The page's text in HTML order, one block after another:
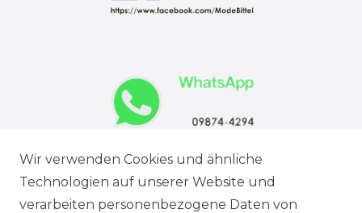
Wir verwenden Cookies und ähnliche
Technologien auf unserer Website und
verarbeiten personenbezogene Daten von